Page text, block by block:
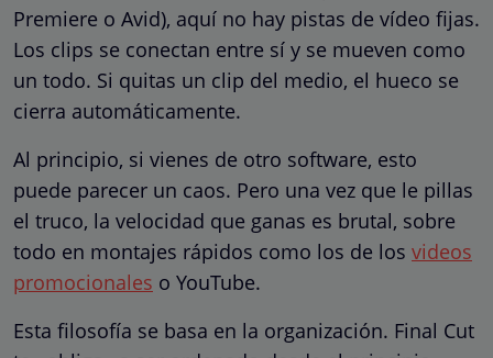
Premiere o Avid), aquí no hay pistas de vídeo fijas.
Los clips se conectan entre sí y se mueven como
un todo. Si quitas un clip del medio, el hueco se
cierra automáticamente.
Al principio, si vienes de otro software, esto
puede parecer un caos. Pero una vez que le pillas
el truco, la velocidad que ganas es brutal, sobre
todo en montajes rápidos como los de los videos
promocionales o YouTube.
Esta filosofía se basa en la organización. Final Cut